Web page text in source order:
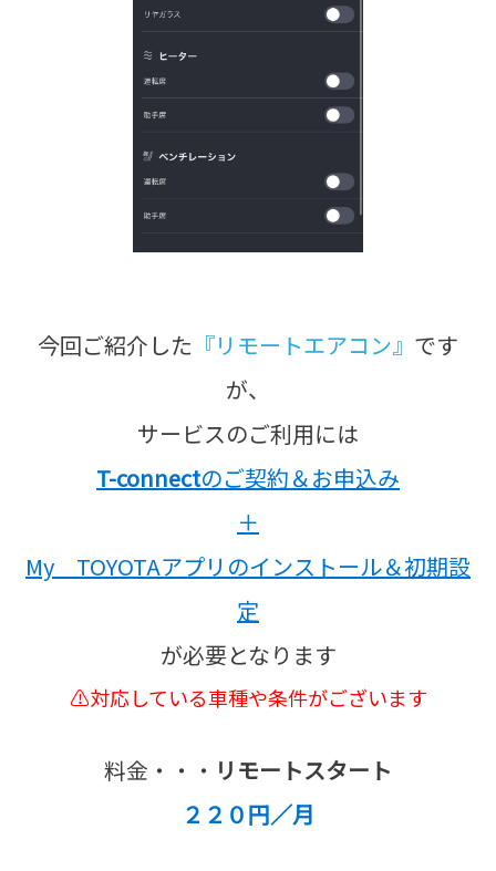
今回ご紹介した 『リモートエアコン』 です
が、
サービスのご利用には
T-connectのご契約＆お申込み
＋
My TOYOTAアプリのインストール＆初期設
定
が必要となります
⚠対応している車種や条件がございます
料金・・・ リモートスタート
２２０円／月